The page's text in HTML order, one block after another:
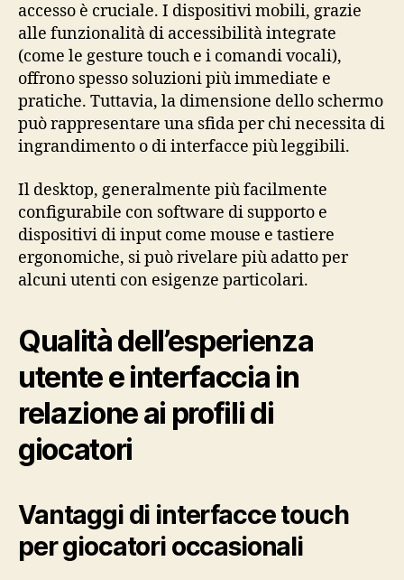
accesso è cruciale. I dispositivi mobili, grazie
alle funzionalità di accessibilità integrate
(come le gesture touch e i comandi vocali),
offrono spesso soluzioni più immediate e
pratiche. Tuttavia, la dimensione dello schermo
può rappresentare una sfida per chi necessita di
ingrandimento o di interfacce più leggibili.
Il desktop, generalmente più facilmente
configurabile con software di supporto e
dispositivi di input come mouse e tastiere
ergonomiche, si può rivelare più adatto per
alcuni utenti con esigenze particolari.
Qualità dell’esperienza
utente e interfaccia in
relazione ai profili di
giocatori
Vantaggi di interfacce touch
per giocatori occasionali